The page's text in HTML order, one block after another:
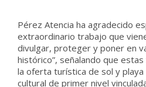
Pérez Atencia ha agradecido
extraordinario trabajo que
divulgar, proteger y poner en
histórico”, señalando que
la oferta turística de sol y playa
cultural de primer nivel